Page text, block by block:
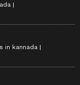
in kannada